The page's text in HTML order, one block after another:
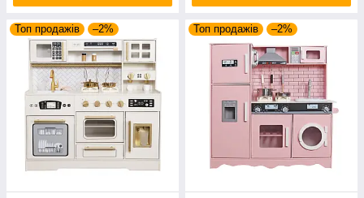
Топ продажів –2% Топ продажів –2%